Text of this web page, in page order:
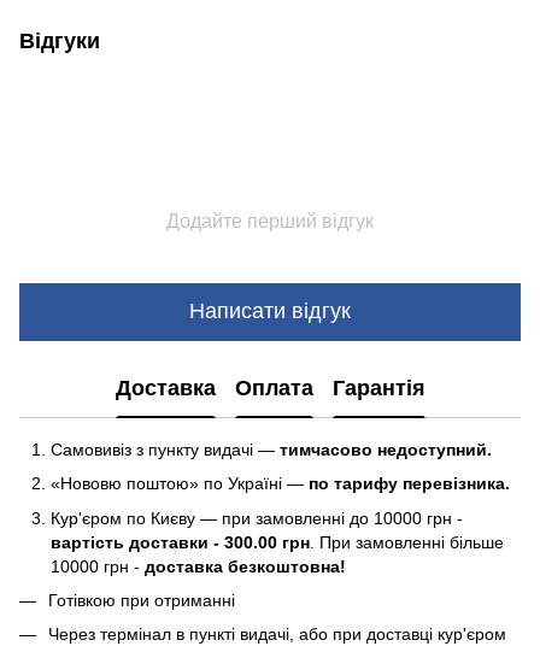
Відгуки
Додайте перший відгук
Написати відгук
Доставка Оплата Гарантія
Самовивіз з пункту видачі — тимчасово недоступний.
«Нововю поштою» по Україні — по тарифу перевізника.
Кур'єром по Києву — при замовленні до 10000 грн -
вартість доставки - 300.00 грн . При замовленні більше
10000 грн - доставка безкоштовна!
Готівкою при отриманні
Через термінал в пункті видачі, або при доставці кур'єром